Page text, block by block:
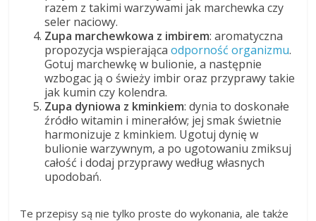
razem z takimi warzywami jak marchewka czy
seler naciowy.
Zupa marchewkowa z imbirem: aromatyczna
propozycja wspierającaodporność organizmu.
Gotuj marchewkę w bulionie, a następnie
wzbogac ją o świeży imbir oraz przyprawy takie
jak kumin czy kolendra.
Zupa dyniowa z kminkiem: dynia to doskonałe
źródło witamin i minerałów; jej smak świetnie
harmonizuje z kminkiem. Ugotuj dynię w
bulionie warzywnym, a po ugotowaniu zmiksuj
całość i dodaj przyprawy według własnych
upodobań.
Te przepisy są nie tylko proste do wykonania, ale także